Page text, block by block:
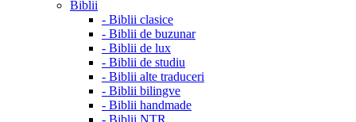
Biblii
- Biblii clasice
- Biblii de buzunar
- Biblii de lux
- Biblii de studiu
- Biblii alte traduceri
- Biblii bilingve
- Biblii handmade
- Biblii NTR